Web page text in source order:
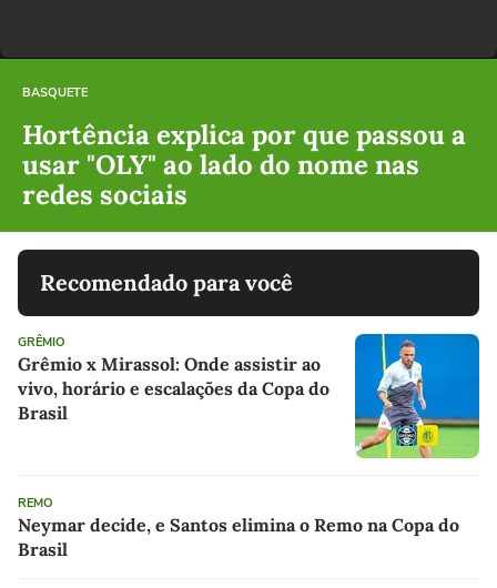
BASQUETE
Hortência explica por que passou a
usar "OLY" ao lado do nome nas
redes sociais
Recomendado para você
GRÊMIO
Grêmio x Mirassol: Onde assistir ao
vivo, horário e escalações da Copa do
Brasil
REMO
Neymar decide, e Santos elimina o Remo na Copa do
Brasil